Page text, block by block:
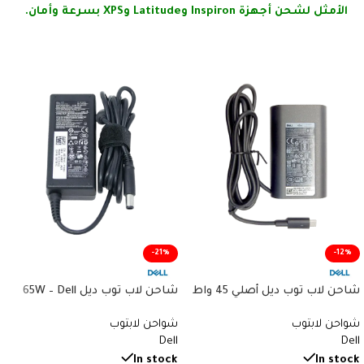
الأمثل لشحن أجهزة Inspiron وLatitude وXPS بسرعة وأمان.
-12%
شاحن لاب توب ديل أصلي 45 واط
Charger 20V 2.25A 45W Type-C –
LA45NM150
شواحن لابتوب
Dell
In stock
-21%
شاحن لاب توب ديل 65W – Dell
HA65NM130
شواحن لابتوب
Dell
In stock